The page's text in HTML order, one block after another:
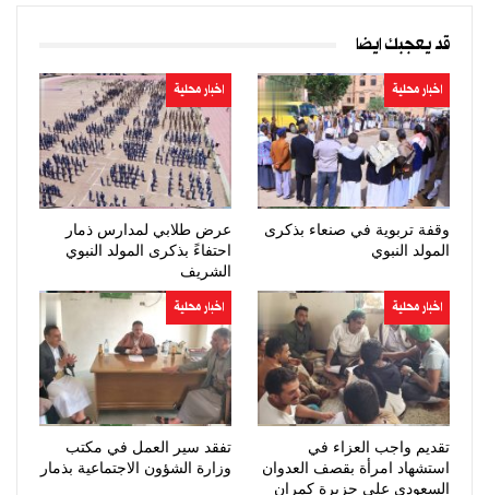
قد يعجبك ايضا
اخبار محلية
وقفة تربوية في صنعاء بذكرى
المولد النبوي
اخبار محلية
عرض طلابي لمدارس ذمار
احتفاءً بذكرى المولد النبوي
الشريف
اخبار محلية
تقديم واجب العزاء في
استشهاد امرأة بقصف العدوان
السعودي على جزيرة كمران
اخبار محلية
تفقد سير العمل في مكتب
وزارة الشؤون الاجتماعية بذمار